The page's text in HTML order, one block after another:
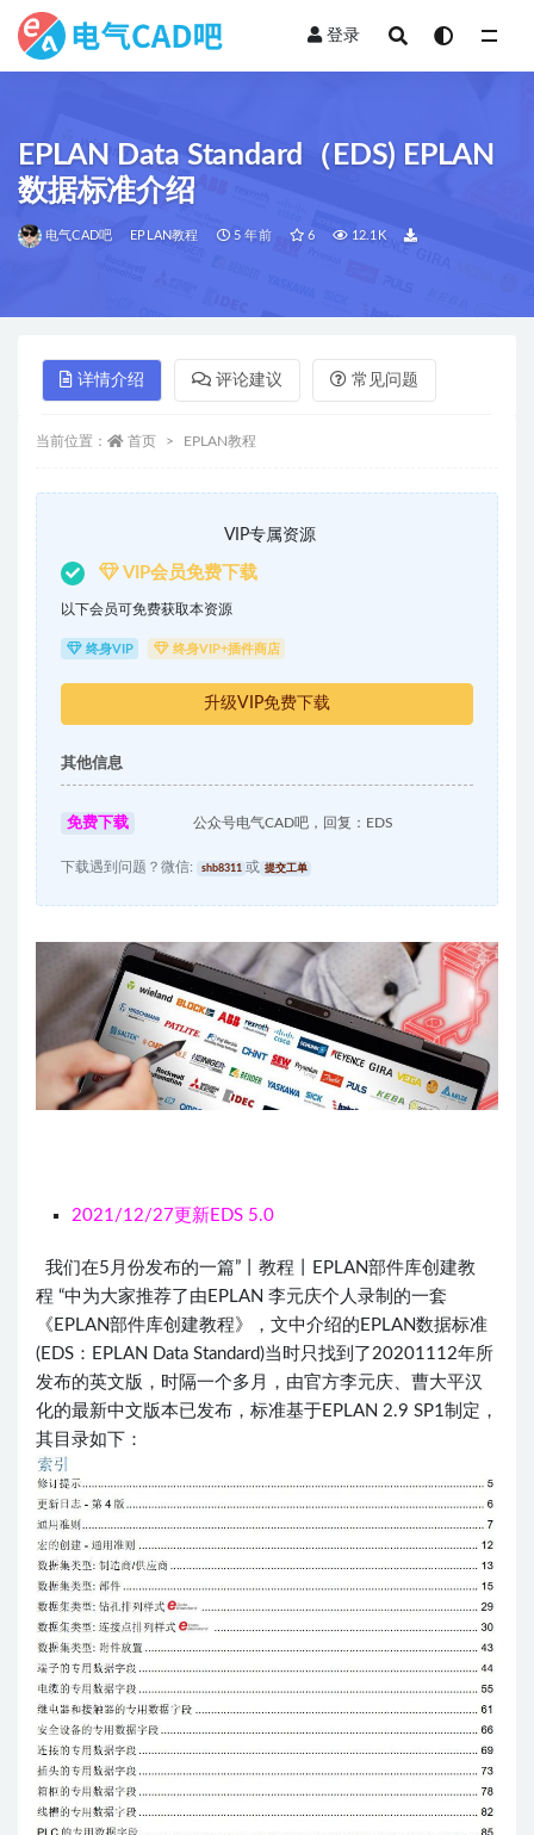
登录
EPLAN Data Standard（EDS) EPLAN
数据标准介绍
电气CAD吧 EPLAN教程 5 年前 6 12.1K
详情介绍 评论建议 常见问题
当前位置： 首页 EPLAN教程
VIP专属资源
VIP会员免费下载
以下会员可免费获取本资源
终身VIP 终身VIP+插件商店
升级VIP免费下载
其他信息
免费下载 公众号电气CAD吧，回复：EDS
下载遇到问题？微信: shb8311 或 提交工单
2021/12/27更新EDS 5.0
​ 我们在5月份发布的一篇” 丨教程丨EPLAN部件库创建教
程 “中为大家推荐了由EPLAN 李元庆个人录制的一套
《EPLAN部件库创建教程》，文中介绍的EPLAN数据标准
(EDS：EPLAN Data Standard)当时只找到了20201112年所
发布的英文版，时隔一个多月，由官方李元庆、曹大平汉
化的最新中文版本已发布，标准基于EPLAN 2.9 SP1制定，
其目录如下：